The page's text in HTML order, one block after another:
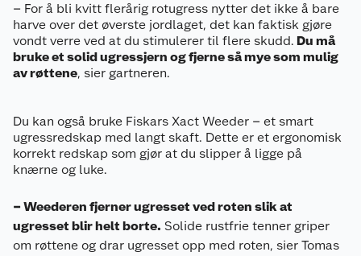
– For å bli kvitt flerårig rotugress nytter det ikke å bare
harve over det øverste jordlaget, det kan faktisk gjøre
vondt verre ved at du stimulerer til flere skudd. Du må
bruke et solid ugressjern og fjerne så mye som mulig
av røttene, sier gartneren.
Du kan også bruke Fiskars Xact Weeder – et smart
ugressredskap med langt skaft. Dette er et ergonomisk
korrekt redskap som gjør at du slipper å ligge på
knærne og luke.
– Weederen fjerner ugresset ved roten slik at
ugresset blir helt borte. Solide rustfrie tenner griper
om røttene og drar ugresset opp med roten, sier Tomas